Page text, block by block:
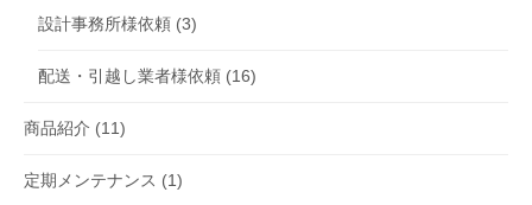
設計事務所様依頼 (3)
配送・引越し業者様依頼 (16)
商品紹介 (11)
定期メンテナンス (1)